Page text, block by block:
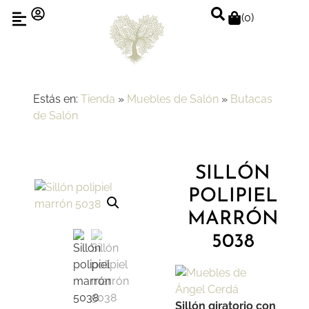
(0)
Estás en: Tienda » Muebles de Salón » Butacas
de Salón
SILLÓN
POLIPIEL
MARRÓN
5038
Sillón giratorio con